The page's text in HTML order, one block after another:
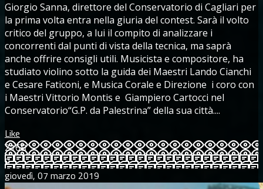
Giorgio Sanna, direttore del Conservatorio di Cagliari per
la prima volta entra nella giuria del contest. Sarà il volto
critico del gruppo, a lui il compito di analizzare i
concorrenti dal punti di vista della tecnica, ma saprà
anche offrire consigli utili. Musicista e compositore, ha
studiato violino sotto la guida dei Maestri Lando Cianchi
e Cesare Faticoni, e Musica Corale e Direzione i coro con
i Maestri Vittorio Montis e Giampiero Cartocci nel
Conservatorio“G.P. da Palestrina” della sua città....
Like
2168
0
giovedì, 07 marzo 2019